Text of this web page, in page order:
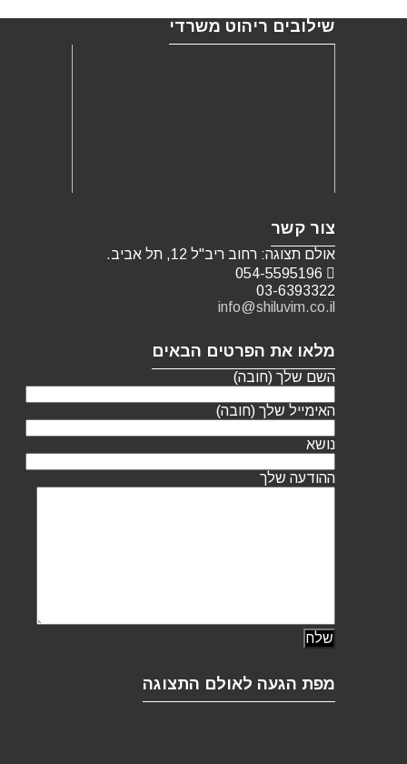
שילובים ריהוט משרדי
צור קשר
אולם תצוגה: רחוב ריב"ל 12, תל אביב.
03-6393322
info@shiluvim.co.il
מלאו את הפרטים הבאים
השם שלך (חובה)
האימייל שלך (חובה)
נושא
ההודעה שלך
מפת הגעה לאולם התצוגה